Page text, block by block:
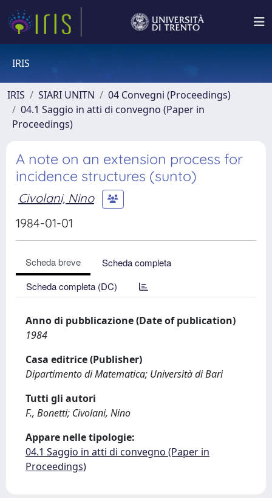
IRIS
IRIS SIARI UNITN
04 Convegni (Proceedings)
04.1 Saggio in atti di convegno (Paper in
Proceedings)
A note on an extension process for
incidence structures (sunto)
Civolani, Nino
1984-01-01
Scheda breve
Scheda completa
Scheda completa (DC)
Anno di pubblicazione (Date of publication)
1984
Casa editrice (Publisher)
Dipartimento di Matematica; Università di Bari
Tutti gli autori
F., Bonetti; Civolani, Nino
Appare nelle tipologie:
04.1 Saggio in atti di convegno (Paper in
Proceedings)